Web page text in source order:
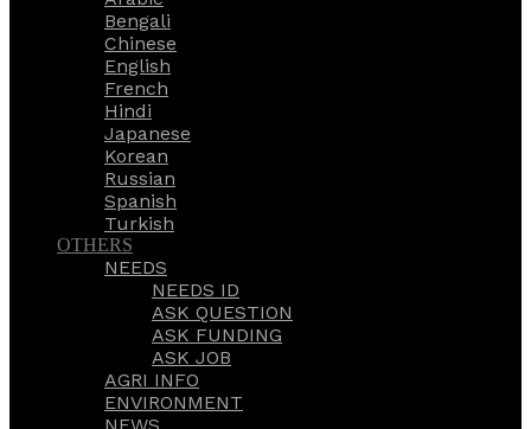
Bengali
Chinese
English
French
Hindi
Japanese
Korean
Russian
Spanish
Turkish
OTHERS
NEEDS
NEEDS ID
ASK QUESTION
ASK FUNDING
ASK JOB
AGRI INFO
ENVIRONMENT